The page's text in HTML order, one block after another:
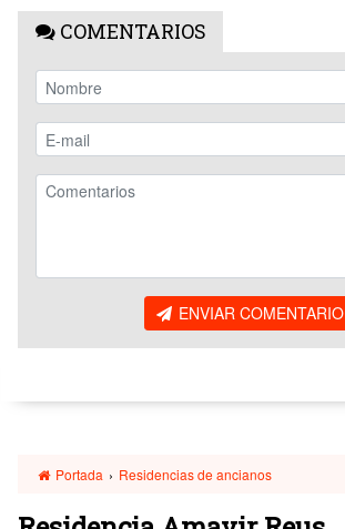
COMENTARIOS
ENVIAR COMENTARIO
Portada › Residencias de ancianos